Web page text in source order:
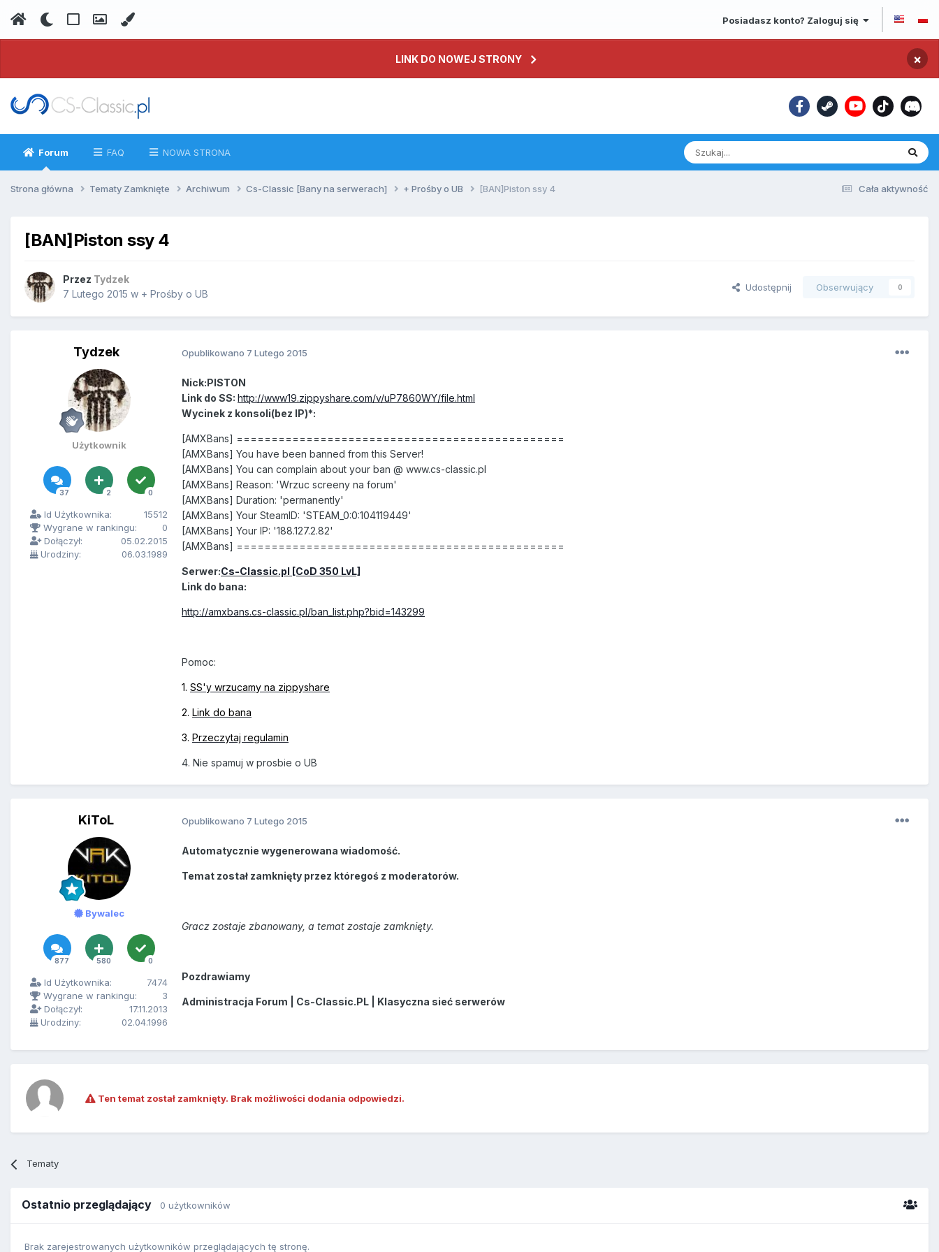
Posiadasz konto? Zaloguj się
LINK DO NOWEJ STRONY ×
Forum FAQ NOWA STRONA
Cała aktywność
Strona główna Tematy Zamknięte Archiwum Cs-Classic [Bany na serwerach] + Prośby o UB [BAN]Piston ssy 4
[BAN]Piston ssy 4
Przez Tydzek
7 Lutego 2015 w + Prośby o UB
Udostępnij Obserwujący 0
Tydzek
Użytkownik
37 2 0
Id Użytkownika:
15512
Wygrane w rankingu:
0
Dołączył:
05.02.2015
Urodziny:
06.03.1989
Opublikowano 7 Lutego 2015
Nick:PISTON
Link do SS: http://www19.zippyshare.com/v/uP7860WY/file.html
Wycinek z konsoli(bez IP)*:
[AMXBans] ===============================================
[AMXBans] You have been banned from this Server!
[AMXBans] You can complain about your ban @ www.cs-classic.pl
[AMXBans] Reason: 'Wrzuc screeny na forum'
[AMXBans] Duration: 'permanently'
[AMXBans] Your SteamID: 'STEAM_0:0:104119449'
[AMXBans] Your IP: '188.127.2.82'
[AMXBans] ===============================================
Serwer:Cs-Classic.pl [CoD 350 LvL]
Link do bana:
http://amxbans.cs-classic.pl/ban_list.php?bid=143299
Pomoc:
1. SS'y wrzucamy na zippyshare
2. Link do bana
3. Przeczytaj regulamin
4. Nie spamuj w prosbie o UB
KiToL
Bywalec
877 580 0
Id Użytkownika:
7474
Wygrane w rankingu:
3
Dołączył:
17.11.2013
Urodziny:
02.04.1996
Opublikowano 7 Lutego 2015
Automatycznie wygenerowana wiadomość.
Temat został zamknięty przez któregoś z moderatorów.
Gracz zostaje zbanowany, a temat zostaje zamknięty.
Pozdrawiamy
Administracja Forum | Cs-Classic.PL | Klasyczna sieć serwerów
Ten temat został zamknięty. Brak możliwości dodania odpowiedzi.
Tematy
Ostatnio przeglądający 0 użytkowników
Brak zarejestrowanych użytkowników przeglądających tę stronę.